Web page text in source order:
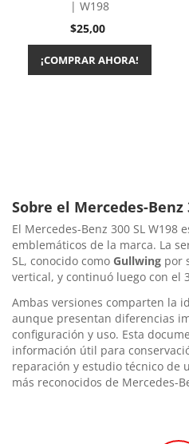
| W198
Precio
$25,00
¡COMPRAR AHORA!
Sobre el Mercedes-Benz
El Mercedes-Benz 300 SL W198
emblemáticos de la marca. La
SL, conocido como Gullwing por
vertical, y continuó luego con el
Ambas versiones comparten la
aunque presentan diferencias
configuración y uso. Esta
información útil para
reparación y estudio técnico de
más reconocidos de Mercedes-